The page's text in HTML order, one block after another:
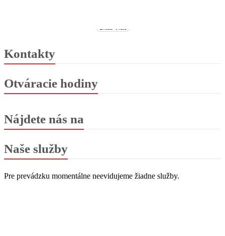
Čítať viac
Kontakty
Otváracie hodiny
Nájdete nás na
Naše služby
Pre prevádzku momentálne neevidujeme žiadne služby.